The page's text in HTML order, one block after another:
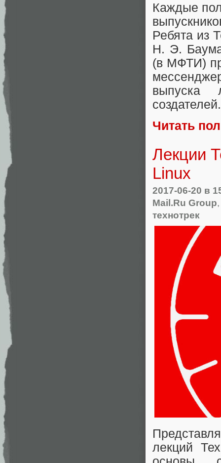
Каждые
Ребята из
Н. Э.
(в МФТИ)
выпуска
создателей.
Читать
Лекции
Linux
2017-06-20 в
Mail.Ru Group
технотрек
лекций